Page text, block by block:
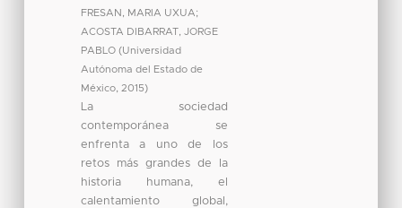
FRESAN, MARIA UXUA;
ACOSTA DIBARRAT, JORGE
PABLO (Universidad
Autónoma del Estado de
México, 2015)
La sociedad
contemporánea se
enfrenta a uno de los
retos más grandes de la
historia humana, el
calentamiento global,